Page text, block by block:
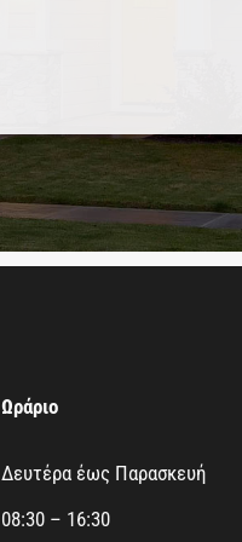
Ωράριο
Δευτέρα έως Παρασκευή
08:30 – 16:30